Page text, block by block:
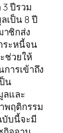
ปีรวม
เป็น 8 ปี
ชิกส่ง
ระหนี้จน
ช่วยให้
ารเข้าถึง
น
ลและ
พฤติกรรม
บับนี้จะมี